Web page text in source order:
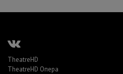
TheatreHD
TheatreHD Опера